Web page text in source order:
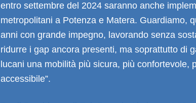
entro settembre del 2024 saranno anche
metropolitani a Potenza e Matera. Guardiamo,
anni con grande impegno, lavorando senza
ridurre i gap ancora presenti, ma soprattutto di
lucani una mobilità più sicura, più confortevole,
accessibile”.